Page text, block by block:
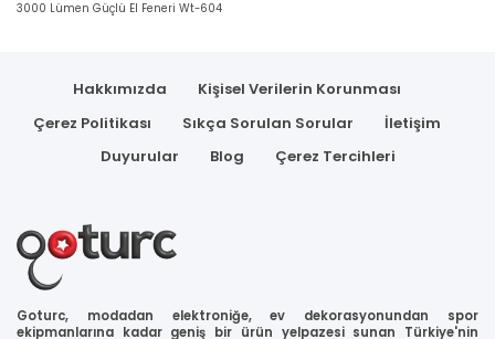
3000 Lümen Güçlü El Feneri Wt-604
Hakkımızda
Kişisel Verilerin Korunması
Çerez Politikası
Sıkça Sorulan Sorular
İletişim
Duyurular
Blog Çerez Tercihleri
Goturc, modadan elektroniğe, ev dekorasyonundan spor
ekipmanlarına kadar geniş bir ürün yelpazesi sunan Türkiye'nin